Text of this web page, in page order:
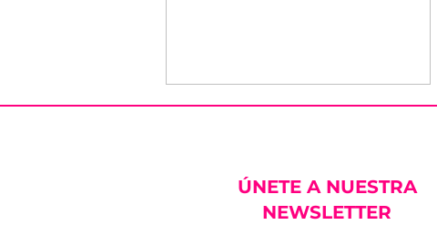
ÚNETE A NUESTRA
NEWSLETTER